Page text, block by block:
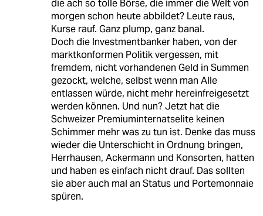
die ach so tolle Börse, die immer die Welt von
morgen schon heute abbildet? Leute raus,
Kurse rauf. Ganz plump, ganz banal.
Doch die Investmentbanker haben, von der
marktkonformen Politik vergessen, mit
fremdem, nicht vorhandenen Geld in Summen
gezockt, welche, selbst wenn man Alle
entlassen würde, nicht mehr hereinfreigesetzt
werden können. Und nun? Jetzt hat die
Schweizer Premiuminternatselite keinen
Schimmer mehr was zu tun ist. Denke das muss
wieder die Unterschicht in Ordnung bringen,
Herrhausen, Ackermann und Konsorten, hatten
und haben es einfach nicht drauf. Das sollten
sie aber auch mal an Status und Portemonnaie
spüren.